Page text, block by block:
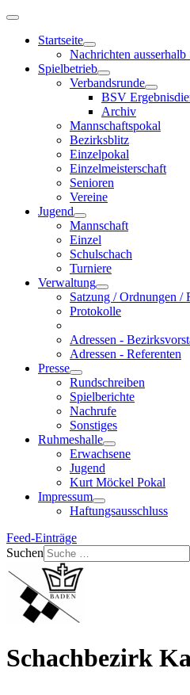
Startseite
Nachrichten
Spielbetrieb
Verbandsrunde
BSV
Archiv
Mannschaftspokal
Bezirksblitz
Einzelpokal
Einzelmeisterschaft
Senioren
Vereine
Jugend
Mannschaft
Einzel
Schulschach
Turniere
Verwaltung
Satzung / Ordnungen /
Protokolle
Adressen -
Adressen - Referenten
Presse
Rundschreiben
Spielberichte
Nachrufe
Sonstiges
Ruhmeshalle
Erwachsene
Jugend
Kurt Möckel Pokal
Impressum
Haftungsausschluss
Feed-Einträge
Suchen
Schachbezirk